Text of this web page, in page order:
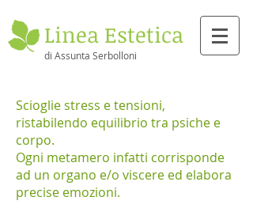
Linea Estetica
di Assunta Serbolloni
Scioglie stress e tensioni,
ristabilendo equilibrio tra psiche e
corpo.
Ogni metamero infatti corrisponde
ad un organo e/o viscere ed elabora
precise emozioni.